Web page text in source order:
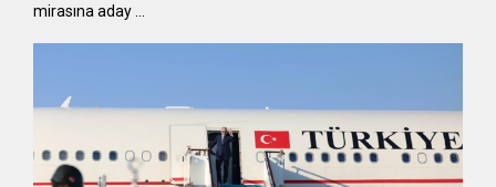
mirasına aday …